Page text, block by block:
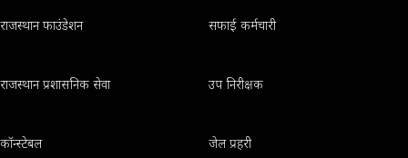
राजस्थान फाउंडेशन सफाई कर्मचारी
राजस्थान प्रशासनिक सेवा उप निरीक्षक
कॉन्स्टेबल जेल प्रहरी